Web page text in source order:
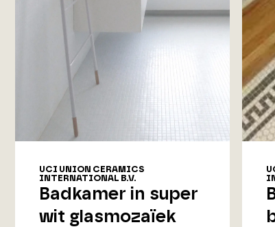
UCI UNION CERAMICS
INTERNATIONAL B.V.
Badkamer in super
wit glasmozaïek